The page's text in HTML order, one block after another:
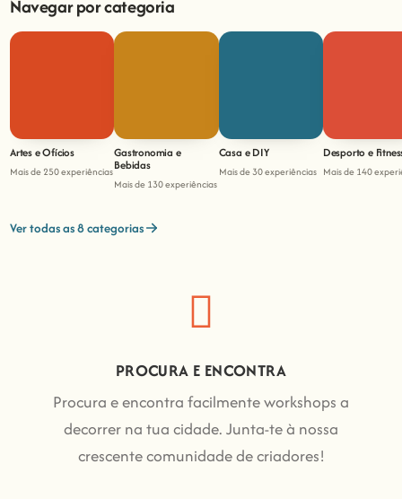
Navegar por categoria
Artes e Ofícios
Mais de 250 experiências
Gastronomia e
Bebidas
Mais de 130 experiências
Casa e DIY
Mais de 30 experiências
Desporto e
Mais de 140
Ver todas as 8 categorias
PROCURA E ENCONTRA
Procura e encontra facilmente workshops a
decorrer na tua cidade. Junta-te à nossa
crescente comunidade de criadores!